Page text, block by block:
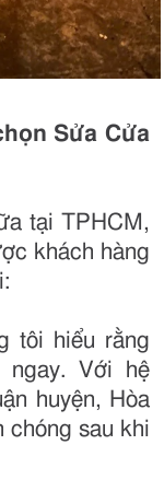
Sửa Cửa
tại TPHCM,
khách hàng
tôi hiểu rằng
Với hệ
huyện, Hòa
chóng sau khi